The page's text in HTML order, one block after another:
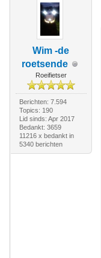
Wim -de
roetsende
Roeifietser
Berichten: 7.594
Topics: 190
Lid sinds: Apr 2017
Bedankt: 3659
11216 x bedankt in
5340 berichten